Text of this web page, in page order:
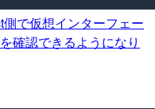
で仮想インターフェー
確認できるようになり